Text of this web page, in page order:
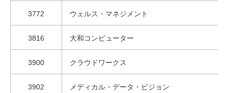
3772 ウェルス・マネジメント
3816 大和コンピューター
3900 クラウドワークス
3902 メディカル・データ・ビジョン